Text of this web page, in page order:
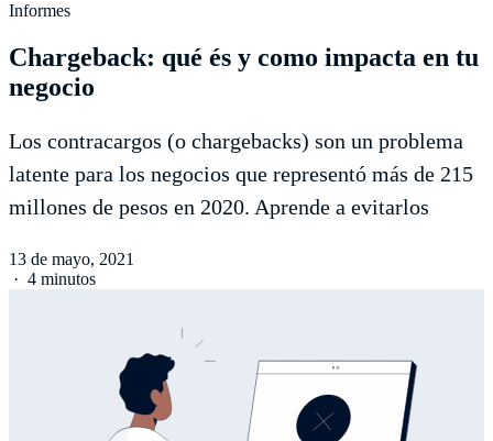
Informes
Chargeback: qué és y como impacta en tu
negocio
Los contracargos (o chargebacks) son un problema
latente para los negocios que representó más de 215
millones de pesos en 2020. Aprende a evitarlos
13 de mayo, 2021
· 4 minutos